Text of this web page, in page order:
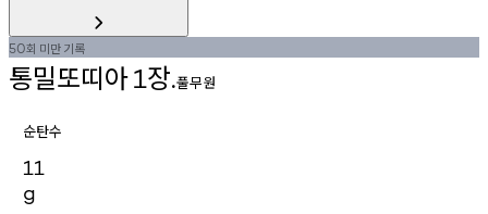
50회 미만기록
통밀또띠아1장.풀무원
순탄수
11
g